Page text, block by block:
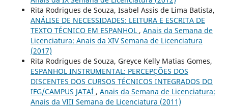
Rita Rodrigues de Souza, Isabel Assis de Lima Batista,
ANÁLISE DE NECESSIDADES: LEITURA E ESCRITA DE
TEXTO TÉCNICO EM ESPANHOL , Anais da Semana de
Licenciatura: Anais da XIV Semana de Licenciatura
(2017)
Rita Rodrigues de Souza, Greyce Kelly Matias Gomes,
ESPANHOL INSTRUMENTAL: PERCEPÇÕES DOS
DISCENTES DOS CURSOS TÉCNICOS INTEGRADOS DO
IFG/CAMPUS JATAÍ , Anais da Semana de Licenciatura:
Anais da VIII Semana de Licenciatura (2011)